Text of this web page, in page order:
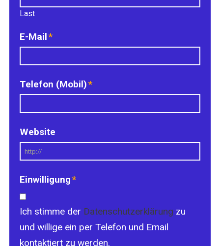
Last
E-Mail*
Telefon (Mobil)*
Website
Einwilligung*
Ich stimme der Datenschutzerklärung zu
und willige ein per Telefon und Email
kontaktiert zu werden.